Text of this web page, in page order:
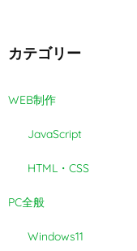
カテゴリー
WEB制作
JavaScript
HTML・CSS
PC全般
Windows11